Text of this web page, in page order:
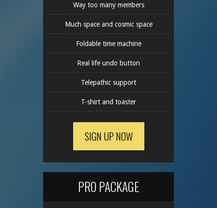
Way too many members
Much space and cosmic space
Foldable time machine
Real life undo button
Telepathic support
T-shirt and toaster
SIGN UP NOW
PRO PACKAGE